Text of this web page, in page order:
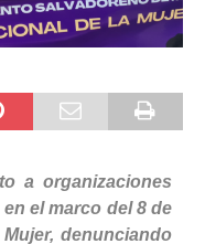
a organizaciones
el marco del 8 de
denunciando